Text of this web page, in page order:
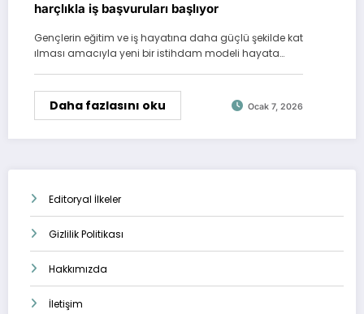
harçlıkla iş başvuruları başlıyor
Gençlerin eğitim ve iş hayatına daha güçlü şekilde kat
ılması amacıyla yeni bir istihdam modeli hayata…
Daha fazlasını oku Ocak 7, 2026
Editoryal İlkeler
Gizlilik Politikası
Hakkımızda
İletişim